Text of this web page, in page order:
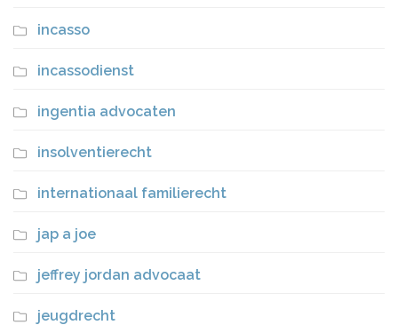
incasso
incassodienst
ingentia advocaten
insolventierecht
internationaal familierecht
jap a joe
jeffrey jordan advocaat
jeugdrecht